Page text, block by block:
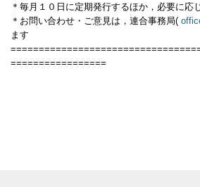
＊毎月１０日に定期発行するほか，必要に応
＊お問い合わせ・ご意見は，連合事務局(
ます
=================